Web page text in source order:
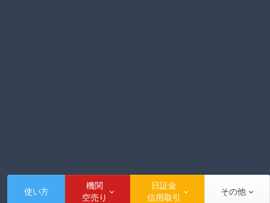
使い方
機関
空売り
日証金
信用取引
その他